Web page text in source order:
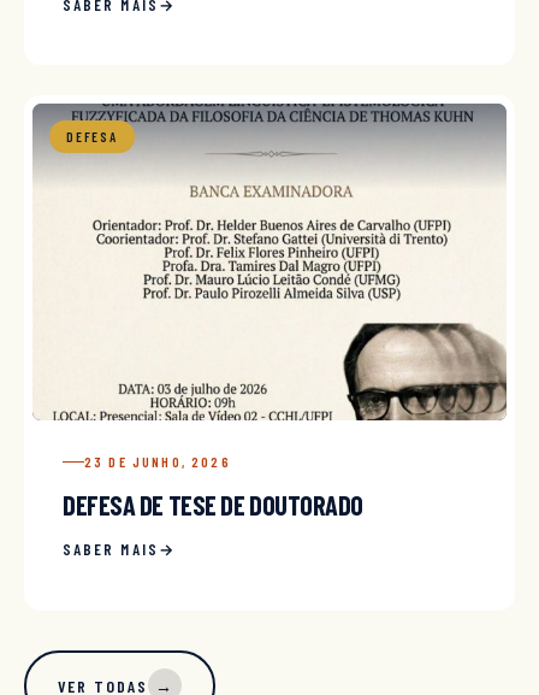
SABER MAIS
DEFESA
23 DE JUNHO, 2026
DEFESA DE TESE DE DOUTORADO
SABER MAIS
VER TODAS →